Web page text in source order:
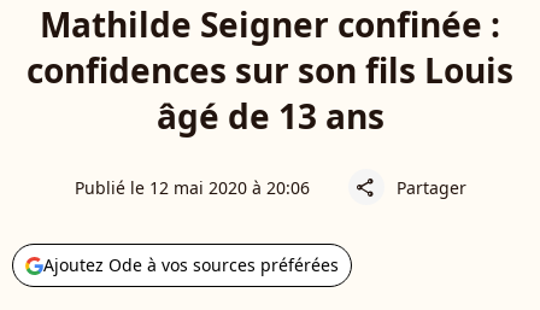
Mathilde Seigner confinée :
confidences sur son fils Louis
âgé de 13 ans
Publié le 12 mai 2020 à 20:06 share Partager
Ajoutez Ode à vos sources préférées